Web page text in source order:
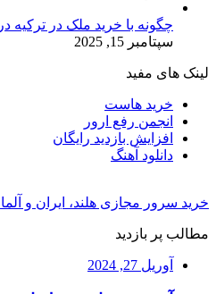
چگونه با خرید ملک در ترکیه
سپتامبر 15, 2025
لینک های مفید
خرید هاست
انجمن رفع ارور
افزایش بازدید رایگان
دانلود آهنگ
خرید سرور مجازی هلند، ایران و
مطالب پر بازدید
آوریل 27, 2024